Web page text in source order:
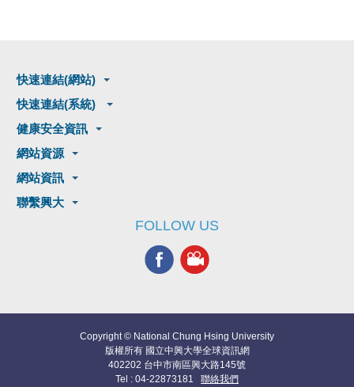
快速連結(網站)
快速連結(系統)
健康安全資訊
網站資源
網站資訊
聯繫興大
FOLLOW US
Copyright © National Chung Hsing University
版權所有 國立中興大學全球資訊網
402202 台中市南區興大路145號
Tel : 04-22873181 聯絡我們